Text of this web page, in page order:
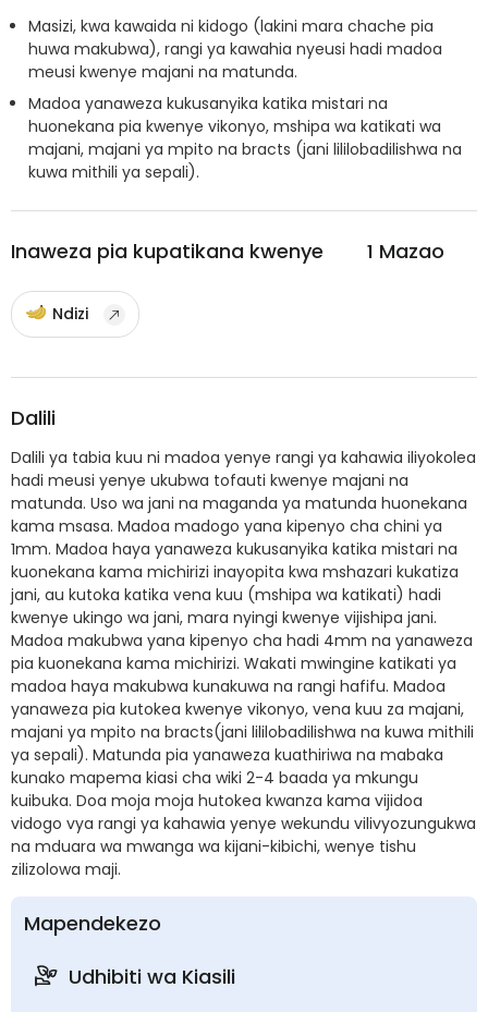
Masizi, kwa kawaida ni kidogo (lakini mara chache pia
huwa makubwa), rangi ya kawahia nyeusi hadi madoa
meusi kwenye majani na matunda.
Madoa yanaweza kukusanyika katika mistari na
huonekana pia kwenye vikonyo, mshipa wa katikati wa
majani, majani ya mpito na bracts (jani lililobadilishwa na
kuwa mithili ya sepali).
Inaweza pia kupatikana kwenye 1 Mazao
Ndizi
Dalili
Dalili ya tabia kuu ni madoa yenye rangi ya kahawia iliyokolea
hadi meusi yenye ukubwa tofauti kwenye majani na
matunda. Uso wa jani na maganda ya matunda huonekana
kama msasa. Madoa madogo yana kipenyo cha chini ya
1mm. Madoa haya yanaweza kukusanyika katika mistari na
kuonekana kama michirizi inayopita kwa mshazari kukatiza
jani, au kutoka katika vena kuu (mshipa wa katikati) hadi
kwenye ukingo wa jani, mara nyingi kwenye vijishipa jani.
Madoa makubwa yana kipenyo cha hadi 4mm na yanaweza
pia kuonekana kama michirizi. Wakati mwingine katikati ya
madoa haya makubwa kunakuwa na rangi hafifu. Madoa
yanaweza pia kutokea kwenye vikonyo, vena kuu za majani,
majani ya mpito na bracts(jani lililobadilishwa na kuwa mithili
ya sepali). Matunda pia yanaweza kuathiriwa na mabaka
kunako mapema kiasi cha wiki 2-4 baada ya mkungu
kuibuka. Doa moja moja hutokea kwanza kama vijidoa
vidogo vya rangi ya kahawia yenye wekundu vilivyozungukwa
na mduara wa mwanga wa kijani-kibichi, wenye tishu
zilizolowa maji.
Mapendekezo
Udhibiti wa Kiasili